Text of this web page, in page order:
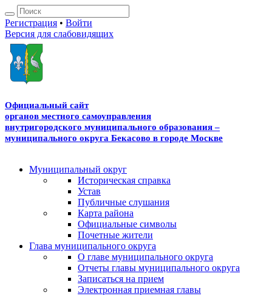
Регистрация • Войти
Версия для слабовидящих
Официальный сайт
органов местного самоуправления
внутригородского муниципального образования –
муниципального округа Бекасово в городе Москве
Муниципальный округ
Историческая справка
Устав
Публичные слушания
Карта района
Официальные символы
Почетные жители
Глава муниципального округа
О главе муниципального округа
Отчеты главы муниципального округа
Записаться на прием
Электронная приемная главы